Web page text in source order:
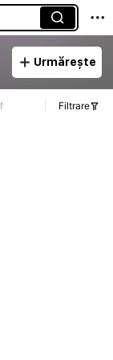
Urmărește
Filtrare